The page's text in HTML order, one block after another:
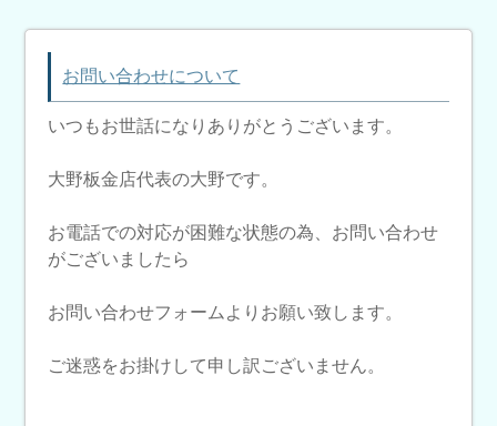
お問い合わせについて
いつもお世話になりありがとうございます。
大野板金店代表の大野です。
お電話での対応が困難な状態の為、お問い合わせ
がございましたら
お問い合わせフォームよりお願い致します。
ご迷惑をお掛けして申し訳ございません。